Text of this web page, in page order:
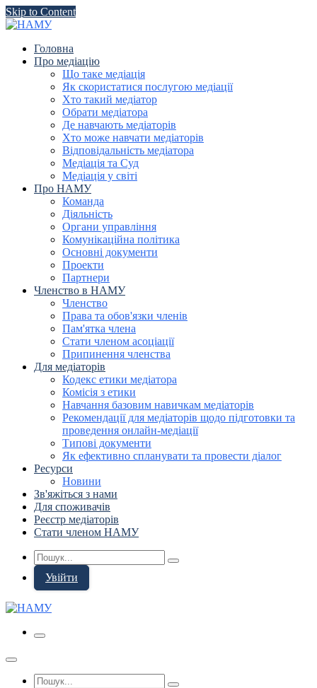
Skip to Content
Головна
Про медіацію
Що таке медіація
Як скористатися послугою медіації
Хто такий медіатор
Обрати медіатора
Де навчають медіаторів
Хто може навчати медіаторів
Відповідальність медіатора
Медіація та Суд
Медіація у світі
Про НАМУ
Команда
Діяльність
Органи управління
Комунікаційна політика
Основні документи
Проекти
Партнери
Членство в НАМУ
Членство
Права та обов'язки членів
Пам'ятка члена
Стати членом асоціації
Припинення членства
Для медіаторів
Кодекс етики медіатора
Комісія з етики
Навчання базовим навичкам медіаторів
Рекомендації для медіаторів щодо підготовки та
проведення онлайн-медіації
Типові документи
Як ефективно спланувати та провести діалог
Ресурси
Новини
Зв'яжіться з нами
Для споживачів
Реєстр медіаторів
Стати членом НАМУ
Увійти